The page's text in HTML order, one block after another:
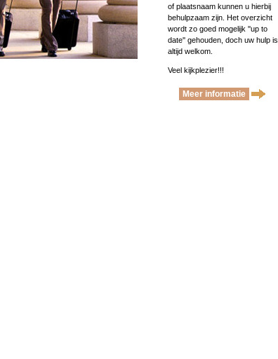
of plaatsnaam kunnen u hierbij
behulpzaam zijn. Het overzicht
wordt zo goed mogelijk ''up to
date'' gehouden, doch uw hulp is
altijd welkom.
Veel kijkplezier!!!
Meer informatie